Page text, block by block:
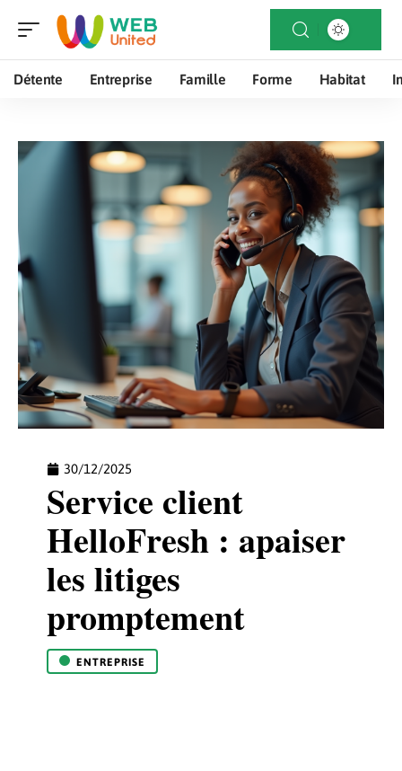
Détente Entreprise Famille Forme Habitat
30/12/2025
Service client
HelloFresh : apaiser
les litiges
promptement
ENTREPRISE